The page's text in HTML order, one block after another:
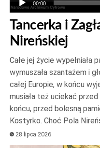
00:00
Tancerka i
Nireńskiej
Całe jej życie wypełniała
wymuszała szantażem i
całej Europie, w końcu
musiała też uciekać
końcu, przed bolesną
Kostyrko. Choć Pola
28 lipca 2026